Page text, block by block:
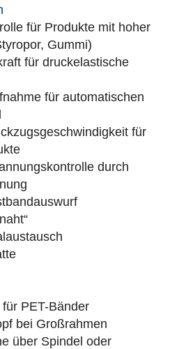
für Produkte mit hoher
Gummi)
für druckelastische
für automatischen
für
durch
PET-Bänder
bei Großrahmen
über Spindel oder